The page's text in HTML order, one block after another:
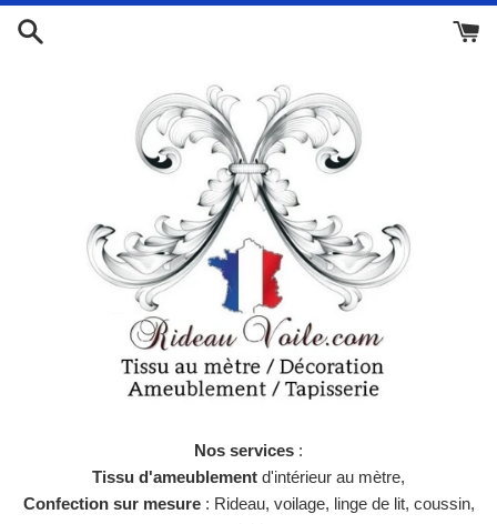
Passer
Nos services :
Tissu d'ameublement d'intérieur au mètre,
Confection sur mesure: Rideau, voilage, linge de lit, coussin,